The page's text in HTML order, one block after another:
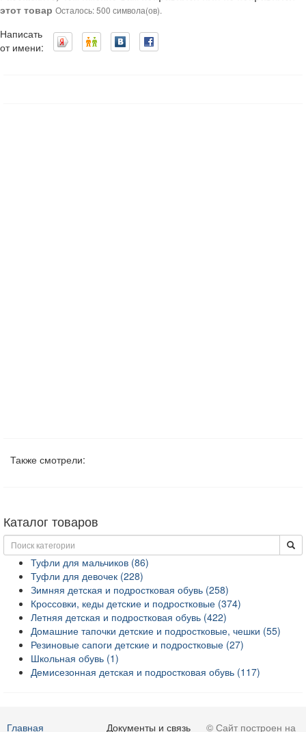
этот товар Осталось: 500 символа(ов).
Написать
от имени:
Также смотрели:
Каталог товаров
Туфли для мальчиков (86)
Туфли для девочек (228)
Зимняя детская и подростковая обувь (258)
Кроссовки, кеды детские и подростковые (374)
Летняя детская и подростковая обувь (422)
Домашние тапочки детские и подростковые, чешки (55)
Резиновые сапоги детские и подростковые (27)
Школьная обувь (1)
Демисезонная детская и подростковая обувь (117)
Главная Документы и связь © Сайт построен на